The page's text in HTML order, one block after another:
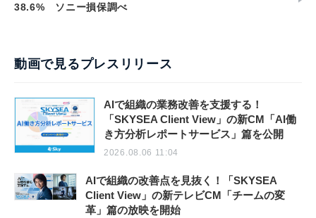
38.6% ソニー損保調べ
動画で見るプレスリリース
AIで組織の業務改善を支援する！
「SKYSEA Client View」の新CM「AI働
き方分析レポートサービス」篇を公開
2026.08.06 11:04
AIで組織の改善点を見抜く！「SKYSEA
Client View」の新テレビCM「チームの変
革」篇の放映を開始